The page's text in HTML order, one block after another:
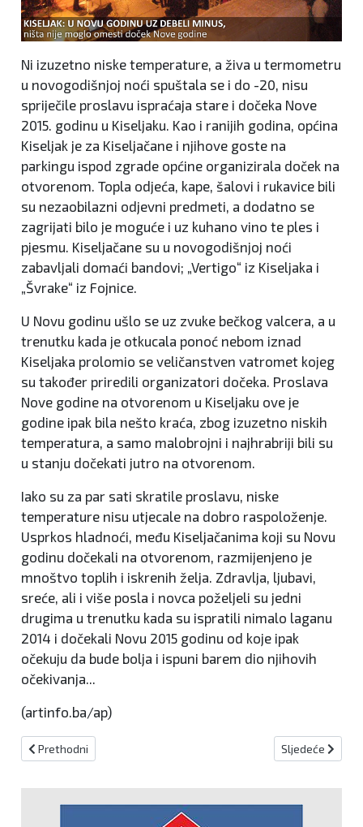
Ni izuzetno niske temperature, a živa u termometru
u novogodišnjoj noći spuštala se i do -20, nisu
spriječile proslavu ispraćaja stare i dočeka Nove
2015. godinu u Kiseljaku. Kao i ranijih godina, općina
Kiseljak je za Kiseljačane i njihove goste na
parkingu ispod zgrade općine organizirala doček na
otvorenom. Topla odjeća, kape, šalovi i rukavice bili
su nezaobilazni odjevni predmeti, a dodatno se
zagrijati bilo je moguće i uz kuhano vino te ples i
pjesmu. Kiseljačane su u novogodišnjoj noći
zabavljali domaći bandovi; „Vertigo“ iz Kiseljaka i
„Švrake“ iz Fojnice.
U Novu godinu ušlo se uz zvuke bečkog valcera, a u
trenutku kada je otkucala ponoć nebom iznad
Kiseljaka prolomio se veličanstven vatromet kojeg
su također priredili organizatori dočeka. Proslava
Nove godine na otvorenom u Kiseljaku ove je
godine ipak bila nešto kraća, zbog izuzetno niskih
temperatura, a samo malobrojni i najhrabriji bili su
u stanju dočekati jutro na otvorenom.
Iako su za par sati skratile proslavu, niske
temperature nisu utjecale na dobro raspoloženje.
Usprkos hladnoći, među Kiseljačanima koji su Novu
godinu dočekali na otvorenom, razmijenjeno je
mnoštvo toplih i iskrenih želja. Zdravlja, ljubavi,
sreće, ali i više posla i novca poželjeli su jedni
drugima u trenutku kada su ispratili nimalo laganu
2014 i dočekali Novu 2015 godinu od koje ipak
očekuju da bude bolja i ispuni barem dio njihovih
očekivanja...
(artinfo.ba/ap)
Prethodni članak: OSVRT NAČELNIKA OPĆINE KISELJAK NA 2014. I
Prethodni Sljedeći članak:
Sljedeće